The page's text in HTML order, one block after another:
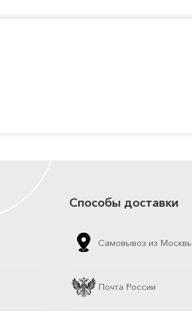
Способы доставки
Самовывоз из
Почта России